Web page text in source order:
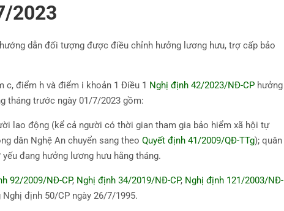
2023
dẫn đối tượng được điều chỉnh hưởng lương hưu, trợ cấp bảo
c, điểm h và điểm i khoản 1 Điều 1 Nghị định 42/2023/NĐ-CP hưởng
tháng trước ngày 01/7/2023 gồm:
lao động (kể cả người có thời gian tham gia bảo hiểm xã hội tự
dân Nghệ An chuyển sang theo Quyết định 41/2009/QĐ-TTg); quân
đang hưởng lương hưu hằng tháng.
92/2009/NĐ-CP, Nghị định 34/2019/NĐ-CP, Nghị định 121/2003/NĐ-
định 50/CP ngày 26/7/1995.